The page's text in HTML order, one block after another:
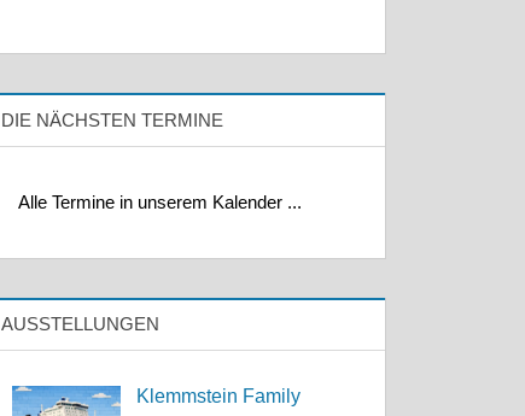
DIE NÄCHSTEN TERMINE
Alle Termine in unserem Kalender ...
AUSSTELLUNGEN
Klemmstein Family